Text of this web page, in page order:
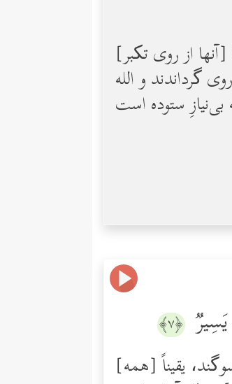
از روی تکبر]
گرداندند و الله
﴿٧﴾
یقیناً [همه]